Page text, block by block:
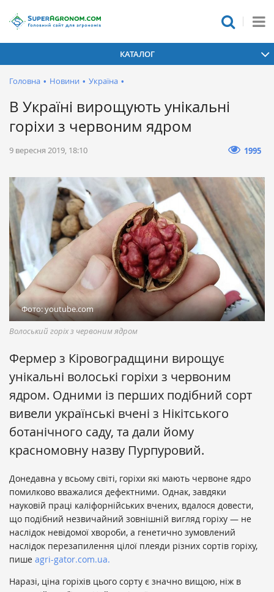
КАТАЛОГ
Головна • Новини • Україна •
В Україні вирощують унікальні
горіхи з червоним ядром
9 вересня 2019, 18:10 1995
Фото: youtube.com
Волоський горіх з червоним ядром
Фермер з Кіровоградщини вирощує
унікальні волоські горіхи з червоним
ядром. Одними із перших подібний сорт
вивели українські вчені з Нікітського
ботанічного саду, та дали йому
красномовну назву Пурпуровий.
Донедавна у всьому світі, горіхи які мають червоне ядро
помилково вважалися дефектними. Однак, завдяки
науковій праці каліфорнійських вчених, вдалося довести,
що подібний незвичайний зовнішній вигляд горіху — не
наслідок невідомої хвороби, а генетично зумовлений
наслідок перезапилення цілої плеяди різних сортів горіху,
пише agri-gator.com.ua.
Наразі, ціна горіхів цього сорту є значно вищою, ніж в